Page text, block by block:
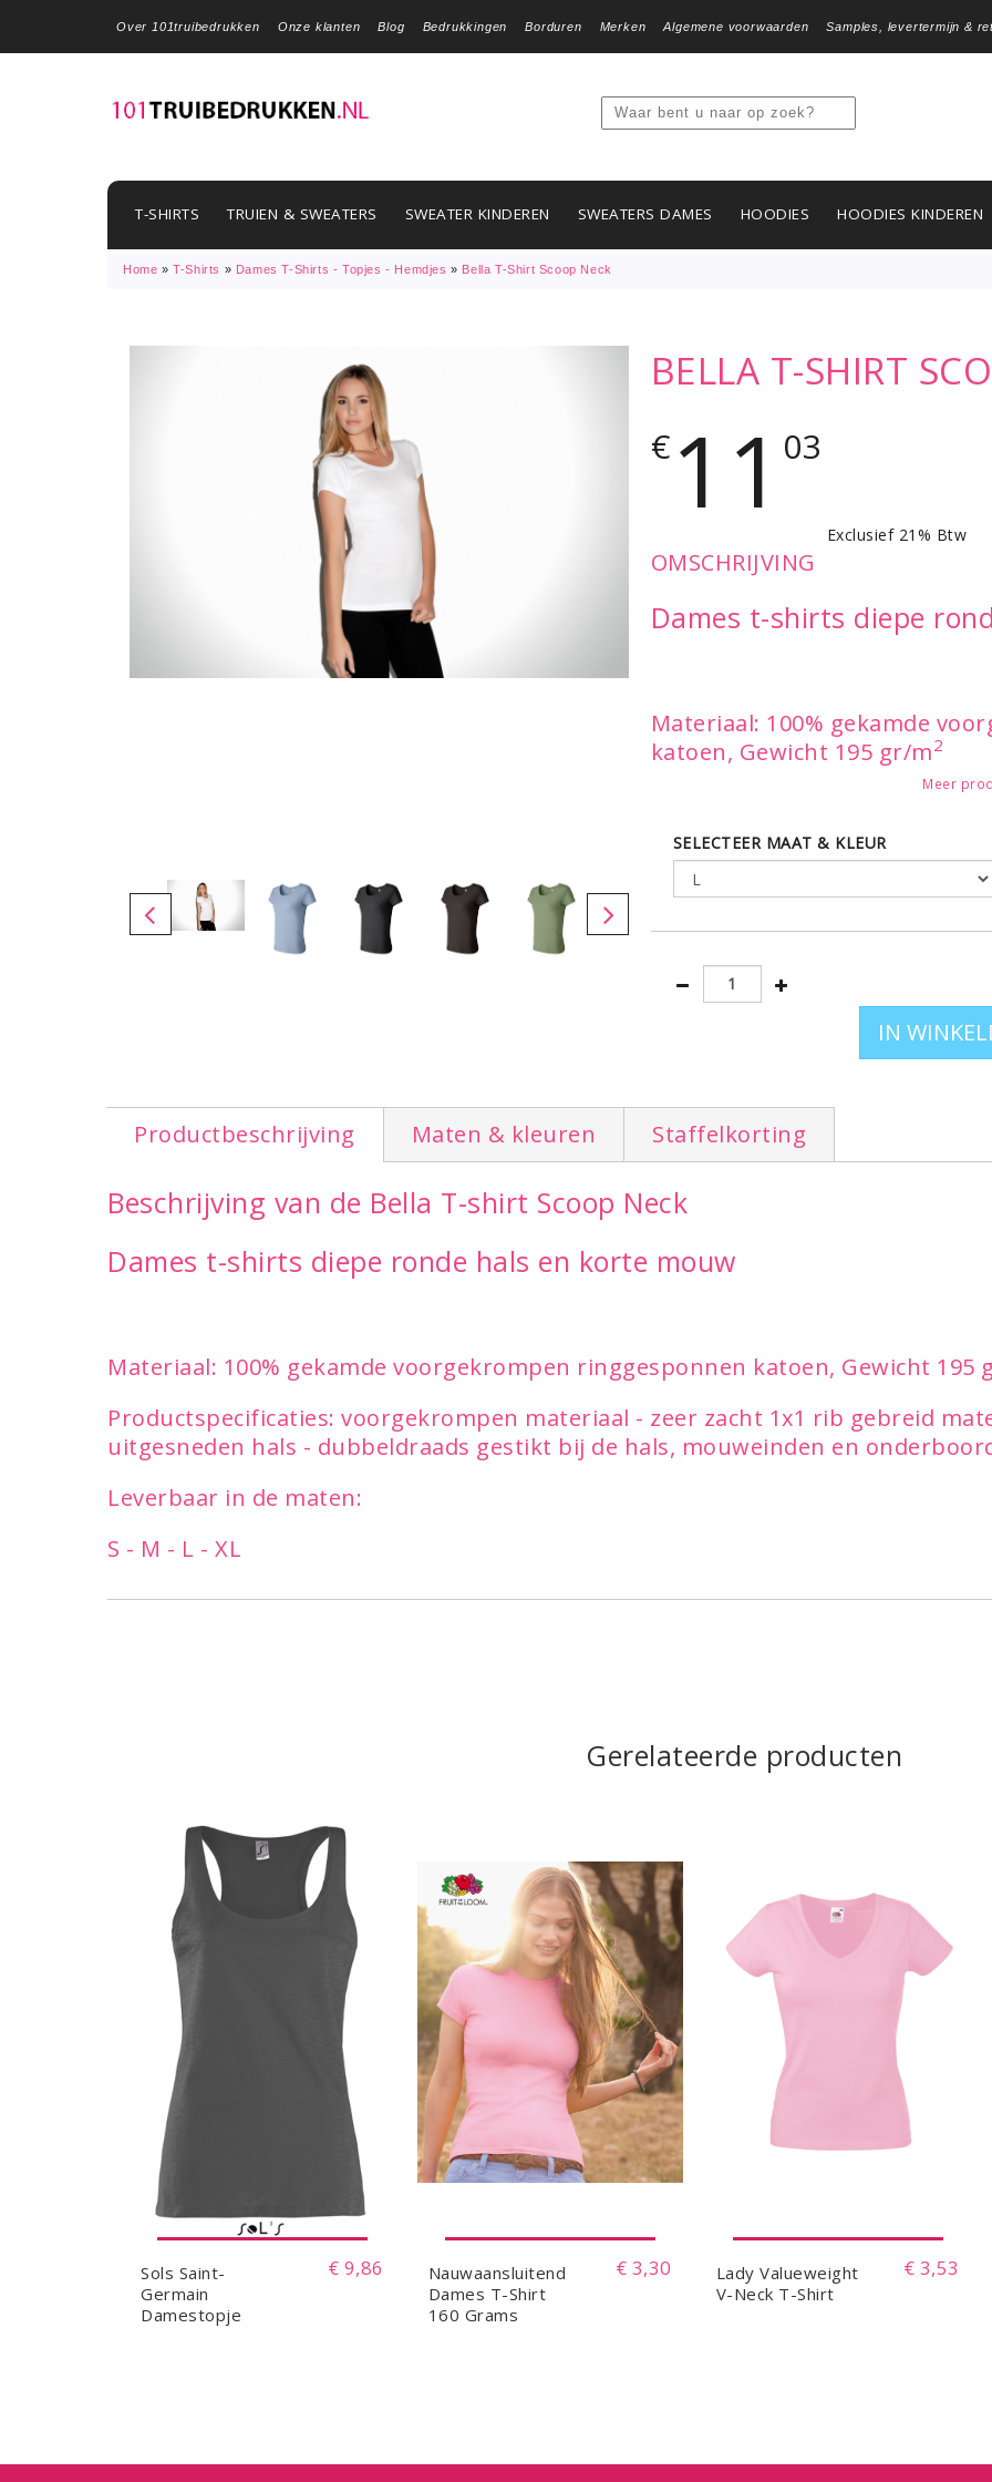
Over 101truibedrukken Onze klanten Blog Bedrukkingen Borduren Merken Algemene voorwaarden Samples, levertermijn &
T-SHIRTS TRUIEN & SWEATERS SWEATER KINDEREN SWEATERS DAMES HOODIES HOODIES KINDEREN
Home »T-Shirts » Dames T-Shirts - Topjes - Hemdjes » Bella T-Shirt Scoop Neck
BELLA T-SHIRT
€ 11 03
Exclusief 21% Btw
OMSCHRIJVING
Dames t-shirts diepe
Materiaal: 100% gekamde
katoen, Gewicht 195 gr/m2
Productspecificaties:
rib gebreid materiaal -
hals - dubbeldraads gestikt
onderboord - voorzien van
Leverbaar in de maten:
S - M - L - XL
Meer
SELECTEER MAAT & KLEUR
Productbeschrijving Maten & kleuren Staffelkorting
Beschrijving van de Bella T-shirt Scoop Neck
Dames t-shirts diepe ronde hals en korte mouw
Materiaal: 100% gekamde voorgekrompen ringgesponnen katoen, Gewicht 195
Productspecificaties: voorgekrompen materiaal - zeer zacht 1x1 rib gebreid
uitgesneden hals - dubbeldraads gestikt bij de hals, mouweinden en
Leverbaar in de maten:
S - M - L - XL
Gerelateerde producten
Sols Saint-
Germain
Damestopje
€ 9,86
Nauwaansluitend
Dames T-Shirt
160 Grams
€ 3,30
Lady Valueweight
V-Neck T-Shirt
€ 3,53